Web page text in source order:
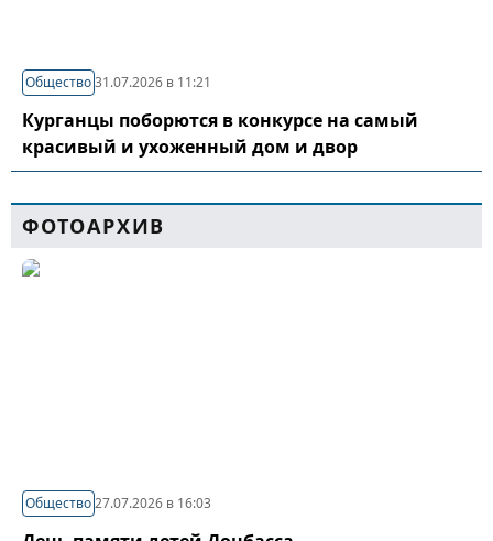
Общество31.07.2026 в 11:21
Курганцы поборются в конкурсе на самый
красивый и ухоженный дом и двор
ФОТОАРХИВ
Общество27.07.2026 в 16:03